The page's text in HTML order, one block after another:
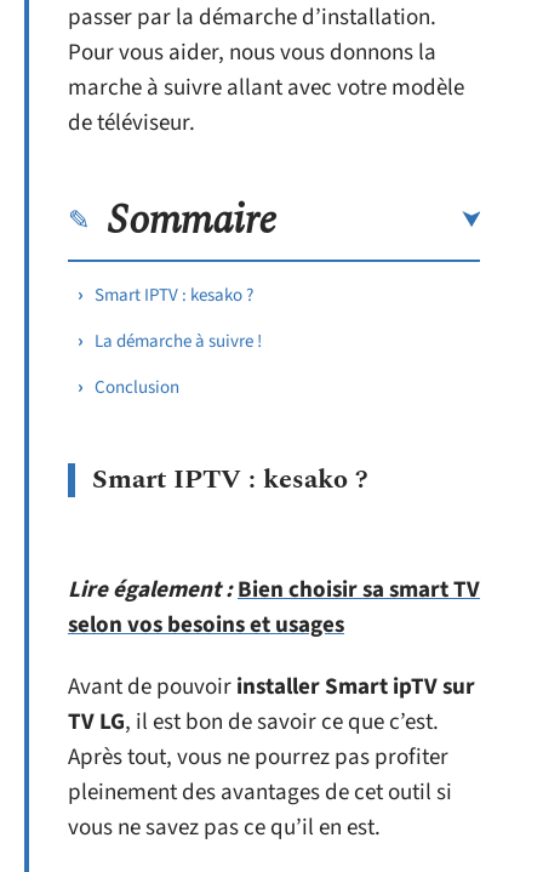
passer par la démarche d’installation.
Pour vous aider, nous vous donnons la
marche à suivre allant avec votre modèle
de téléviseur.
Sommaire
Smart IPTV : kesako ?
La démarche à suivre !
Conclusion
Smart IPTV : kesako ?
Lire également :Bien choisir sa smart TV
selon vos besoins et usages
Avant de pouvoirinstaller Smart ipTV sur
TV LG, il est bon de savoir ce que c’est.
Après tout, vous ne pourrez pas profiter
pleinement des avantages de cet outil si
vous ne savez pas ce qu’il en est.